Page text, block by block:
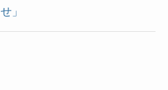
」